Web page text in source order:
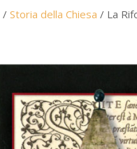
/ Storia della Chiesa / La